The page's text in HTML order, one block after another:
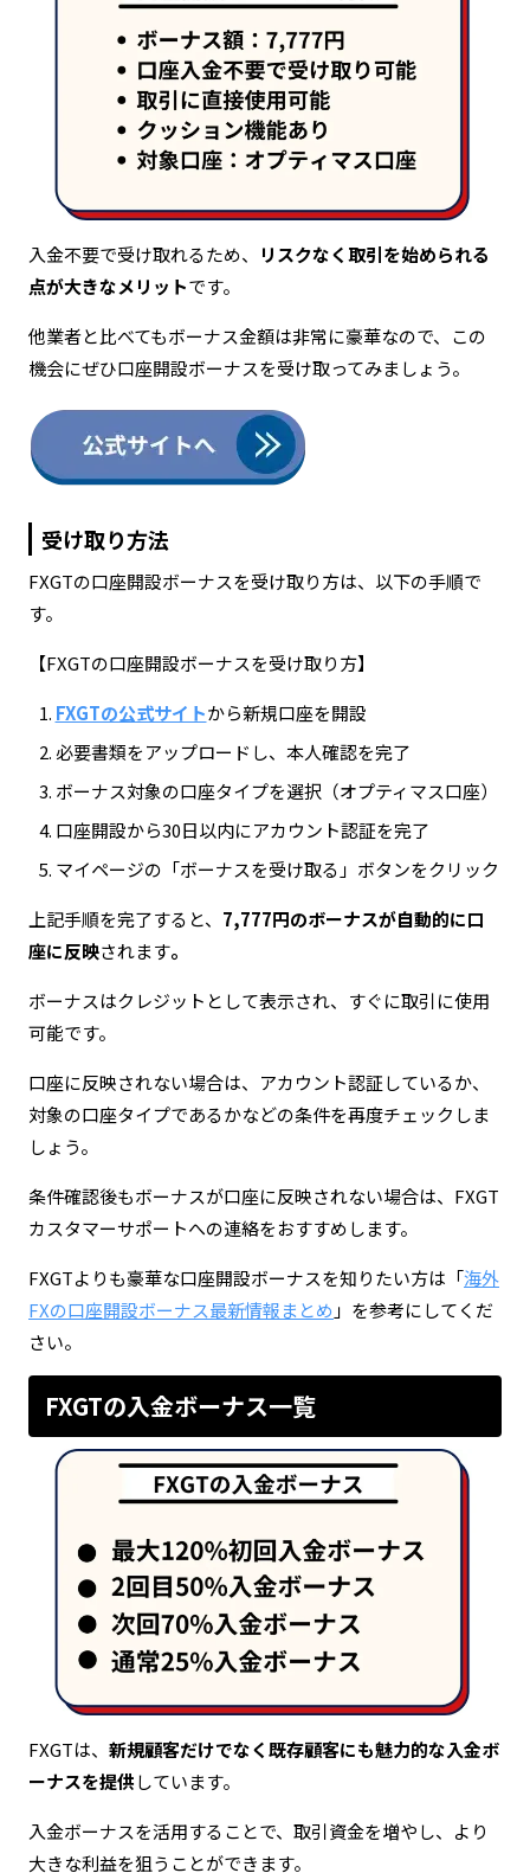
入金不要で受け取れるため、
リスクなく取引を始められる
点が大きなメリットです。
他業者と比べてもボーナス金額は非常に豪華なので、この
機会にぜひ口座開設ボーナスを受け取ってみましょう。
受け取り方法
FXGTの口座開設ボーナスを受け取り方は、以下の手順で
す。
【FXGTの口座開設ボーナスを受け取り方】
FXGTの公式サイトから新規口座を開設
必要書類をアップロードし、本人確認を完了
ボーナス対象の口座タイプを選択（オプティマス口座）
口座開設から30日以内にアカウント認証を完了
マイページの「ボーナスを受け取る」ボタンをクリック
上記手順を完了すると、 7,777円のボーナスが自動的に口
座に反映されます。
ボーナスはクレジットとして表示され、すぐに取引に使用
可能です。
口座に反映されない場合は、アカウント認証しているか、
対象の口座タイプであるかなどの条件を再度チェックしま
しょう。
条件確認後もボーナスが口座に反映されない場合は、FXGT
カスタマーサポートへの連絡をおすすめします。
FXGTよりも豪華な口座開設ボーナスを知りたい方は「海外
FXの口座開設ボーナス最新情報まとめ 」を参考にしてくだ
さい。
FXGTの入金ボーナス一覧
FXGTは、 新規顧客だけでなく既存顧客にも魅力的な入金ボ
ーナスを提供しています。
入金ボーナスを活用することで、取引資金を増やし、より
大きな利益を狙うことができます。